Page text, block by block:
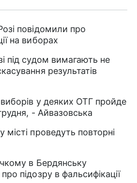
повідомили про
на виборах
під судом вимагають не
результатів
у деяких ОТГ пройде
- Айвазовська
проведуть повторні
в Бердянську
підозру в фальсифікації